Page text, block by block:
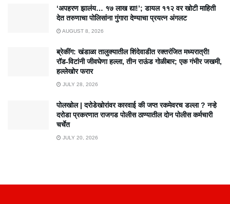
‘अपहरण झालंय… १७ लाख द्या!’; डायल ११२ वर खोटी माहिती
देत तरुणाचा पोलिसांना गुंगारा देण्याचा प्रयत्न अंगलट
AUGUST 8, 2026
ब्रेकींग: खंडाळा तालुक्यातील शिंदेवाडीत रक्तरंजित मध्यरात्री!
रॉड-विटांनी जीवघेणा हल्ला, तीन राऊंड गोळीबार; एक गंभीर जखमी,
हल्लेखोर फरार
JULY 28, 2026
पोलखोल | दरोडेखोरांवर कारवाई की जप्त रकमेवरच डल्ला ? नऱ्हे
दरोडा प्रकरणात राजगड पोलीस ठाण्यातील दोन पोलीस कर्मचारी
चर्चेत
JULY 20, 2026